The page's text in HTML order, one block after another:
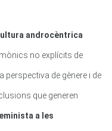
androcèntrica
no explícits de
perspectiva de gènere i de
que generen
a les